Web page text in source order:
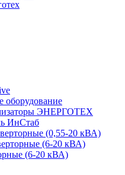
оборудование
ЭНЕРГОТЕХ
ИнСтаб
(0,55-20 кВА)
(6-20 кВА)
(6-20 кВА)